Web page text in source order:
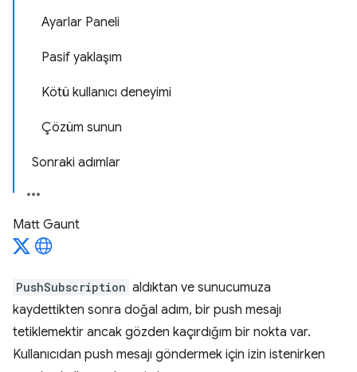
Ayarlar Paneli
Pasif yaklaşım
Kötü kullanıcı deneyimi
Çözüm sunun
Sonraki adımlar
Matt Gaunt
PushSubscription aldıktan ve sunucumuza
kaydettikten sonra doğal adım, bir push mesajı
tetiklemektir ancak gözden kaçırdığım bir nokta var.
Kullanıcıdan push mesajı göndermek için izin istenirken